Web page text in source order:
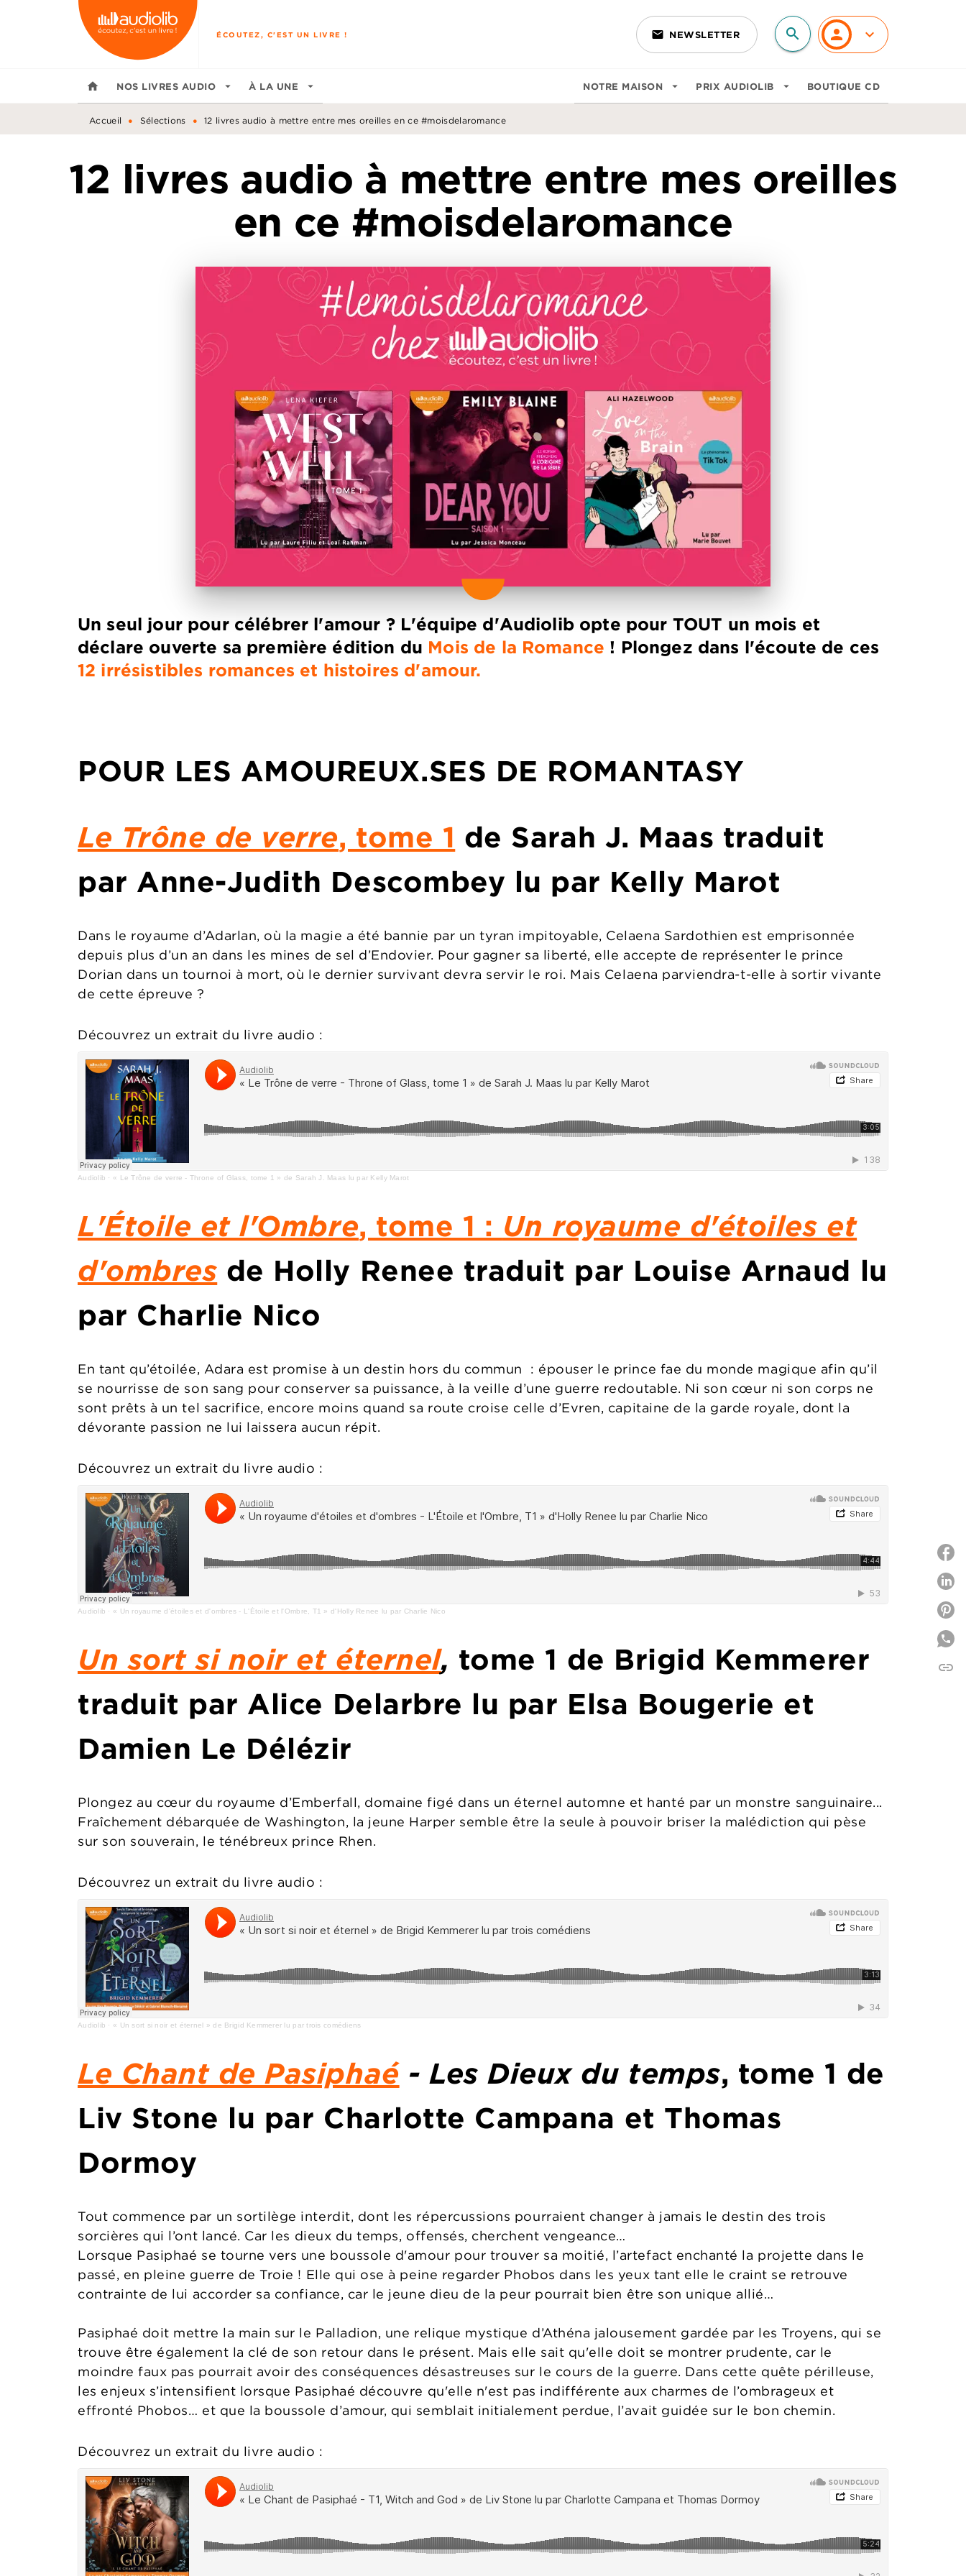
MENU RECHERCHE
ÉCOUTEZ, C'EST UN LIVRE ! email NEWSLETTER search personn keyboard_arrow_down
home NOS LIVRES AUDIO arrow_drop_down À LA UNE arrow_drop_down NOTRE MAISON arrow_drop_down PRIX AUDIOLIB arrow_drop_down BOUTIQUE CD
Accueil • Sélections • 12 livres audio à mettre entre mes oreilles en ce #moisdelaromance
12 livres audio à mettre entre mes oreilles
en ce #moisdelaromance
Un seul jour pour célébrer l'amour ? L'équipe d'Audiolib opte pour TOUT un mois et
déclare ouverte sa première édition du Mois de la Romance ! Plongez dans l'écoute de ces
12 irrésistibles romances et histoires d'amour.
POUR LES AMOUREUX.SES DE ROMANTASY
Le Trône de verre, tome 1 de Sarah J. Maas traduit
par Anne-Judith Descombey lu par Kelly Marot
Dans le royaume d’Adarlan, où la magie a été bannie par un tyran impitoyable, Celaena Sardothien est emprisonnée
depuis plus d’un an dans les mines de sel d’Endovier. Pour gagner sa liberté, elle accepte de représenter le prince
Dorian dans un tournoi à mort, où le dernier survivant devra servir le roi. Mais Celaena parviendra-t-elle à sortir vivante
de cette épreuve ?
Découvrez un extrait du livre audio :
Audiolib · « Le Trône de verre - Throne of Glass, tome 1 » de Sarah J. Maas lu par Kelly Marot
L'Étoile et l'Ombre, tome 1 : Un royaume d'étoiles et
d'ombres de Holly Renee traduit par Louise Arnaud lu
par Charlie Nico
En tant qu’étoilée, Adara est promise à un destin hors du commun : épouser le prince fae du monde magique afin qu’il
se nourrisse de son sang pour conserver sa puissance, à la veille d’une guerre redoutable. Ni son cœur ni son corps ne
sont prêts à un tel sacrifice, encore moins quand sa route croise celle d’Evren, capitaine de la garde royale, dont la
dévorante passion ne lui laissera aucun répit.
Découvrez un extrait du livre audio :
Audiolib · « Un royaume d'étoiles et d'ombres - L'Étoile et l'Ombre, T1 » d'Holly Renee lu par Charlie Nico
Un sort si noir et éternel, tome 1 de Brigid Kemmerer
traduit par Alice Delarbre lu par Elsa Bougerie et
Damien Le Délézir
Plongez au cœur du royaume d’Emberfall, domaine figé dans un éternel automne et hanté par un monstre sanguinaire...
Fraîchement débarquée de Washington, la jeune Harper semble être la seule à pouvoir briser la malédiction qui pèse
sur son souverain, le ténébreux prince Rhen.
Découvrez un extrait du livre audio :
Audiolib · « Un sort si noir et éternel » de Brigid Kemmerer lu par trois comédiens
Le Chant de Pasiphaé- Les Dieux du temps, tome 1 de
Liv Stone lu par Charlotte Campana et Thomas
Dormoy
Tout commence par un sortilège interdit, dont les répercussions pourraient changer à jamais le destin des trois
sorcières qui l’ont lancé. Car les dieux du temps, offensés, cherchent vengeance…
Lorsque Pasiphaé se tourne vers une boussole d'amour pour trouver sa moitié, l’artefact enchanté la projette dans le
passé, en pleine guerre de Troie ! Elle qui ose à peine regarder Phobos dans les yeux tant elle le craint se retrouve
contrainte de lui accorder sa confiance, car le jeune dieu de la peur pourrait bien être son unique allié…
Pasiphaé doit mettre la main sur le Palladion, une relique mystique d’Athéna jalousement gardée par les Troyens, qui se
trouve être également la clé de son retour dans le présent. Mais elle sait qu'elle doit se montrer prudente, car le
moindre faux pas pourrait avoir des conséquences désastreuses sur le cours de la guerre. Dans cette quête périlleuse,
les enjeux s’intensifient lorsque Pasiphaé découvre qu'elle n'est pas indifférente aux charmes de l’ombrageux et
effronté Phobos… et que la boussole d’amour, qui semblait initialement perdue, l’avait guidée sur le bon chemin.
Découvrez un extrait du livre audio :
link